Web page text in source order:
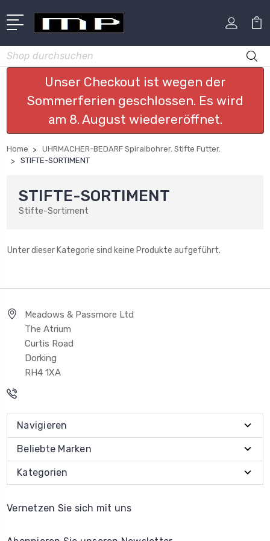
Suchen
Unser Checkout ist wegen der
Sommerferien geschlossen. Es wird
am 8. August wiedereröffnet.
Home
UHRMACHER-BEDARF Spiralbohrer. Stifte Futter.
STIFTE-SORTIMENT
STIFTE-SORTIMENT
Stifte-Sortiment
Unter dieser Kategorie sind keine Produkte aufgeführt.
Meadows & Passmore Ltd
The Atrium
Curtis Road
Dorking
RH4 1XA
Navigieren
Beliebte Marken
Kategorien
Vernetzen Sie sich mit uns